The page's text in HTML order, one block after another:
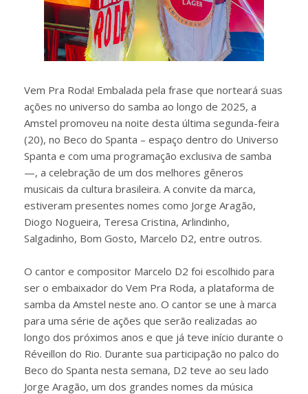
Vem Pra Roda! Embalada pela frase que norteará suas
ações no universo do samba ao longo de 2025, a
Amstel promoveu na noite desta última segunda-feira
(20), no Beco do Spanta – espaço dentro do Universo
Spanta e com uma programação exclusiva de samba
—, a celebração de um dos melhores gêneros
musicais da cultura brasileira. A convite da marca,
estiveram presentes nomes como Jorge Aragão,
Diogo Nogueira, Teresa Cristina, Arlindinho,
Salgadinho, Bom Gosto, Marcelo D2, entre outros.
O cantor e compositor Marcelo D2 foi escolhido para
ser o embaixador do Vem Pra Roda, a plataforma de
samba da Amstel neste ano. O cantor se une à marca
para uma série de ações que serão realizadas ao
longo dos próximos anos e que já teve início durante o
Réveillon do Rio. Durante sua participação no palco do
Beco do Spanta nesta semana, D2 teve ao seu lado
Jorge Aragão, um dos grandes nomes da música